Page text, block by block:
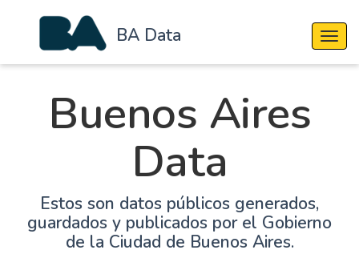
BA Data
Buenos Aires
Data
Estos son datos públicos generados,
guardados y publicados por el Gobierno
de la Ciudad de Buenos Aires.